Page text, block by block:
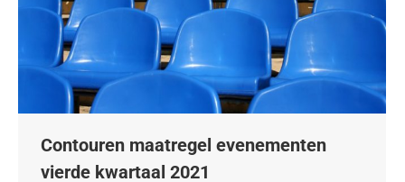
Contouren maatregel evenementen
vierde kwartaal 2021